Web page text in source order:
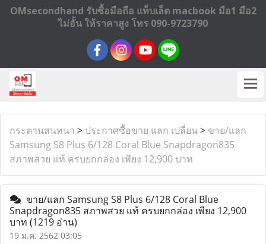
OMsecondhand รับซื้อมือถือ แท็บเล็ต macbook มือ1 มือ2
ไม่อั้น ให้ราคาสูง โทร 090-9723790
กระดานสนทนา > ประกาศซื้อขาย แลก เปลี่ยน> ขาย/แลก
Samsung S8 Plus 6/128 Coral Blue Snapdragon835
สภาพสวย แท้ ครบยกกล่อง เพียง 12,900 บาท
ขาย/แลก Samsung S8 Plus 6/128 Coral Blue
Snapdragon835 สภาพสวย แท้ ครบยกกล่อง เพียง 12,900
บาท (1219 อ่าน)
19 ม.ค. 2562 03:05